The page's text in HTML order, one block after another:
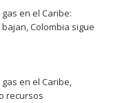
en el Caribe:
Colombia sigue
en el Caribe,
recursos